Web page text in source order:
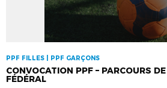
PPF FILLES | PPF GARÇONS
CONVOCATION PPF – PARCOURS
FÉDÉRAL